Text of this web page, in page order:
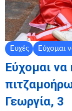
Ευχές Εύχομαι
Εύχομαι
Γεωργία, 3